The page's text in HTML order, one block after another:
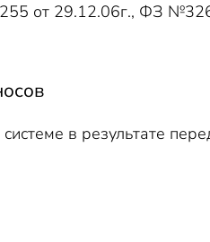
от 29.12.06г., ФЗ
в результате